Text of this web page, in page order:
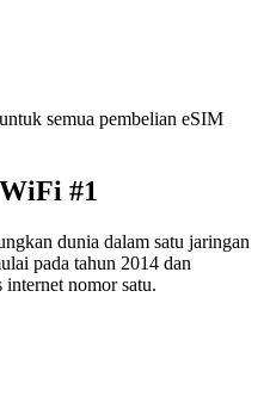
semua pembelian eSIM
#1
dunia dalam satu jaringan
pada tahun 2014 dan
nomor satu.